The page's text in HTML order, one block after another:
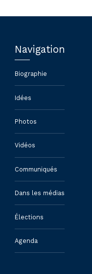
Navigation
Biographie
Idées
Photos
Vidéos
Communiqués
Dans les médias
Élections
Agenda